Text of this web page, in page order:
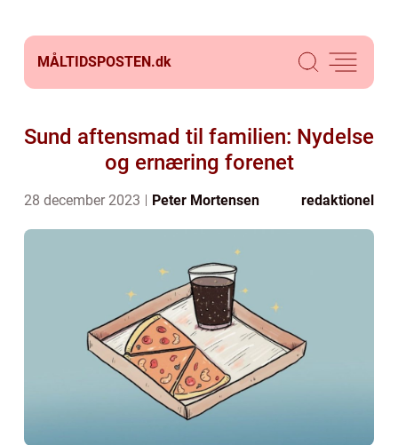
MÅLTIDSPOSTEN.dk
Sund aftensmad til familien: Nydelse
og ernæring forenet
28 december 2023 Peter Mortensen redaktionel